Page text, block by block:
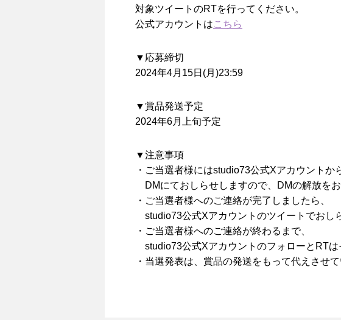
対象ツイートのRTを行ってください。
公式アカウントはこちら
▼応募締切
2024年4月15日(月)23:59
▼賞品発送予定
2024年6月上旬予定
▼注意事項
・ご当選者様にはstudio73公式Xアカウントか
DMにておしらせしますので、DMの解放をお
・ご当選者様へのご連絡が完了しましたら、
studio73公式Xアカウントのツイートでおし
・ご当選者様へのご連絡が終わるまで、
studio73公式XアカウントのフォローとRTは
・当選発表は、賞品の発送をもって代えさせて